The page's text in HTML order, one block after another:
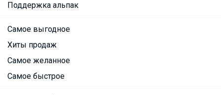
Поддержка альпак
Самое выгодное
Хиты продаж
Самое желанное
Самое быстрое